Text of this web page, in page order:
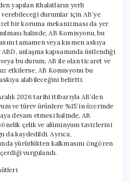
yapılan ithalatların yerli
durumlar için AB’ye
bir koruma mekanizması da yer
halinde, AB Komisyonu, bu
tamamen veya kısmen askıya
anlaşma kapsamında üstlendiği
bu durum, AB ile olan ticaret ve
etkilerse, AB Komisyonu bu
alabileceğini belirtti.
2026 tarihi itibarıyla AB’den
ve türev ürünlere %15’in üzerinde
devam etmesi halinde, AB
çelik ve alüminyum tavizlerini
da kaydedildi. Ayrıca,
yürürlükten kalkmasını öngören
vurgulandı.